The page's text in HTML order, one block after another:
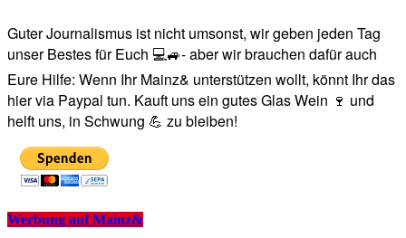
Guter Journalismus ist nicht umsonst, wir geben jeden Tag
unser Bestes für Euch 💻🚙- aber wir brauchen dafür auch
Eure Hilfe: Wenn Ihr Mainz& unterstützen wollt, könnt Ihr das
hier via Paypal tun. Kauft uns ein gutes Glas Wein 🍷 und
helft uns, in Schwung 💪 zu bleiben!
Werbung auf Mainz&